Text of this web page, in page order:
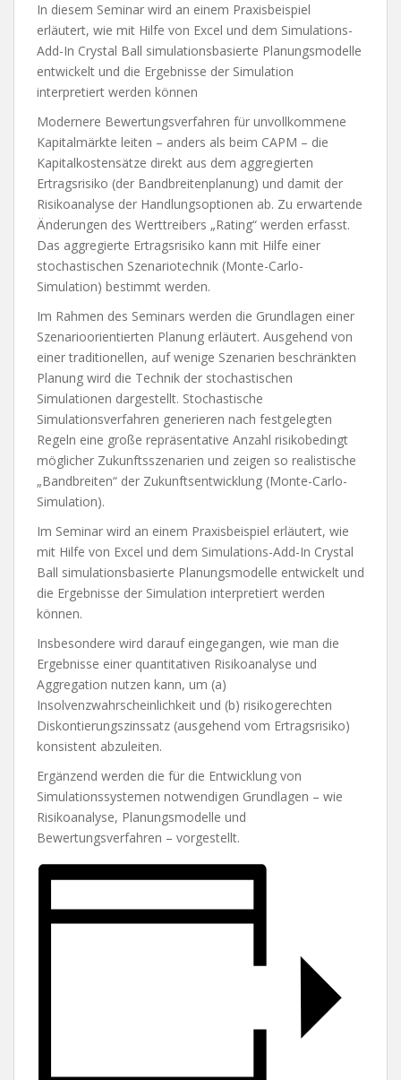
In diesem Seminar wird an einem Praxisbeispiel
erläutert, wie mit Hilfe von Excel und dem Simulations-
Add-In Crystal Ball simulationsbasierte Planungsmodelle
entwickelt und die Ergebnisse der Simulation
interpretiert werden können
Modernere Bewertungsverfahren für unvollkommene
Kapitalmärkte leiten – anders als beim CAPM – die
Kapitalkostensätze direkt aus dem aggregierten
Ertragsrisiko (der Bandbreitenplanung) und damit der
Risikoanalyse der Handlungsoptionen ab. Zu erwartende
Änderungen des Werttreibers „Rating“ werden erfasst.
Das aggregierte Ertragsrisiko kann mit Hilfe einer
stochastischen Szenariotechnik (Monte-Carlo-
Simulation) bestimmt werden.
Im Rahmen des Seminars werden die Grundlagen einer
Szenarioorientierten Planung erläutert. Ausgehend von
einer traditionellen, auf wenige Szenarien beschränkten
Planung wird die Technik der stochastischen
Simulationen dargestellt. Stochastische
Simulationsverfahren generieren nach festgelegten
Regeln eine große repräsentative Anzahl risikobedingt
möglicher Zukunftsszenarien und zeigen so realistische
„Bandbreiten“ der Zukunftsentwicklung (Monte-Carlo-
Simulation).
Im Seminar wird an einem Praxisbeispiel erläutert, wie
mit Hilfe von Excel und dem Simulations-Add-In Crystal
Ball simulationsbasierte Planungsmodelle entwickelt und
die Ergebnisse der Simulation interpretiert werden
können.
Insbesondere wird darauf eingegangen, wie man die
Ergebnisse einer quantitativen Risikoanalyse und
Aggregation nutzen kann, um (a)
Insolvenzwahrscheinlichkeit und (b) risikogerechten
Diskontierungszinssatz (ausgehend vom Ertragsrisiko)
konsistent abzuleiten.
Ergänzend werden die für die Entwicklung von
Simulationssystemen notwendigen Grundlagen – wie
Risikoanalyse, Planungsmodelle und
Bewertungsverfahren – vorgestellt.